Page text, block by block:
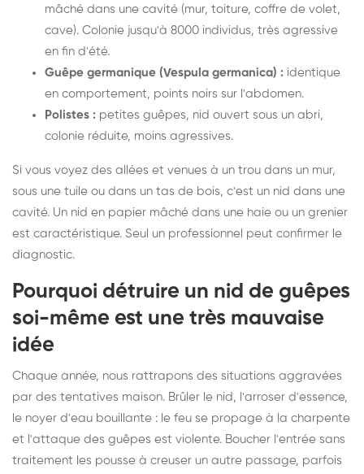
mâché dans une cavité (mur, toiture, coffre de volet,
cave). Colonie jusqu'à 8000 individus, très agressive
en fin d'été.
Guêpe germanique (Vespula germanica) : identique
en comportement, points noirs sur l'abdomen.
Polistes : petites guêpes, nid ouvert sous un abri,
colonie réduite, moins agressives.
Si vous voyez des allées et venues à un trou dans un mur,
sous une tuile ou dans un tas de bois, c'est un nid dans une
cavité. Un nid en papier mâché dans une haie ou un grenier
est caractéristique. Seul un professionnel peut confirmer le
diagnostic.
Pourquoi détruire un nid de guêpes
soi-même est une très mauvaise
idée
Chaque année, nous rattrapons des situations aggravées
par des tentatives maison. Brûler le nid, l'arroser d'essence,
le noyer d'eau bouillante : le feu se propage à la charpente
et l'attaque des guêpes est violente. Boucher l'entrée sans
traitement les pousse à creuser un autre passage, parfois